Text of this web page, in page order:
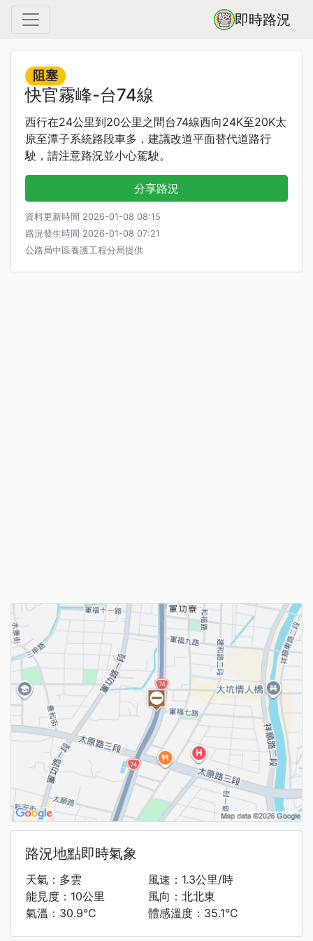
即時路況
阻塞
快官霧峰-台74線
西行在24公里到20公里之間台74線西向24K至20K太
原至潭子系統路段車多，建議改道平面替代道路行
駛，請注意路況並小心駕駛。
分享路況
資料更新時間 2026-01-08 08:15
路況發生時間 2026-01-08 07:21
公路局中區養護工程分局提供
路況地點即時氣象
天氣：多雲
能見度：10公里
氣溫：30.9°C
風速：1.3公里/時
風向：北北東
體感溫度：35.1°C